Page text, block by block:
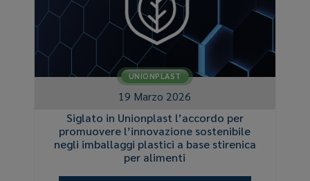
UNIONPLAST
19 Marzo 2026
Siglato in Unionplast l’accordo per
promuovere l’innovazione sostenibile
negli imballaggi plastici a base stirenica
per alimenti